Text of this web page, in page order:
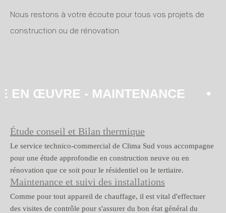
Nous restons à votre écoute pour tous vos projets de
construction ou de rénovation.
- MAINTENANCE •
Étude conseil et Bilan thermique
Le service technico-commercial de Clima Sud vous accompagne
pour une étude approfondie en construction neuve ou en
rénovation que ce soit pour le résidentiel ou le tertiaire.
Maintenance et suivi des installations
Comme pour tout appareil de chauffage, il est vital d'effectuer
des visites de contrôle pour s'assurer du bon état général du